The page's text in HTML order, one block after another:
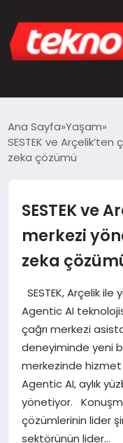
TEKNOLOJI
SAĞLIK
DÜNYA
MAGAZIN
Ana Sayfa Yaşam
SESTEK ve
zeka çözümü
SESTEK ve
merkezi
zeka
SESTEK, Arçelik
Agentic AI
çağrı merkezi
deneyiminde yeni
merkezinde
Agentic AI, aylık
yönetiyor.
çözümlerinin lider
sektörünün lider…